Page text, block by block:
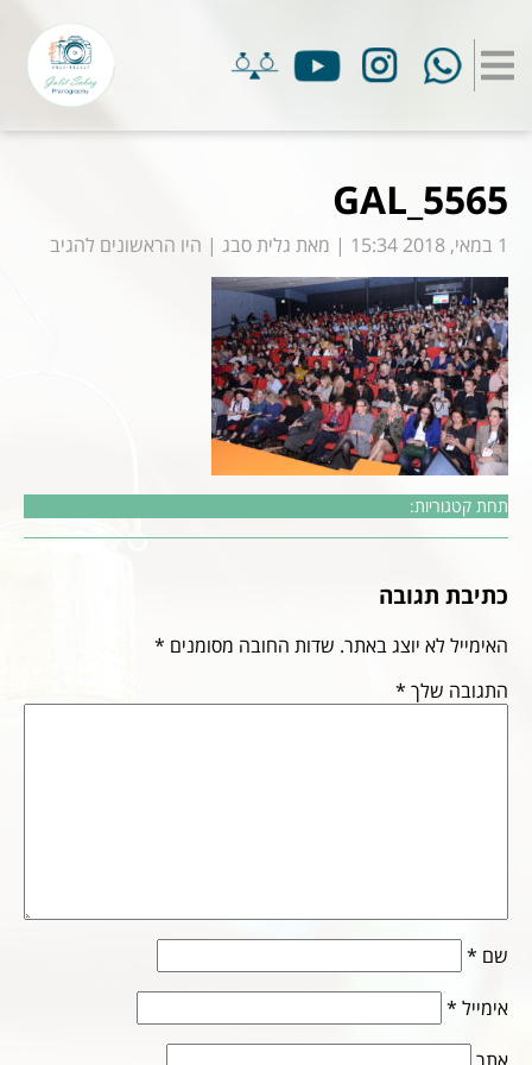
GAL_5565
1 במאי, 2018 15:34 | מאת גלית סבג | היו הראשונים להגיב
תחת קטגוריות:
כתיבת תגובה
האימייל לא יוצג באתר. שדות החובה מסומנים *
התגובה שלך *
שם *
אימייל *